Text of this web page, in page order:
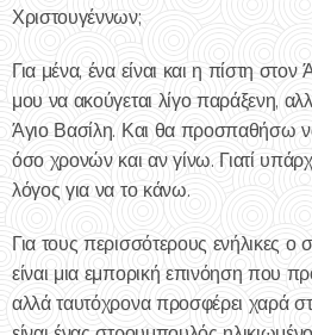
Χριστουγέννων;
Για μένα, ένα είναι και η πίστη
μου να ακούγεται λίγο παράξενη,
Άγιο Βασίλη. Και θα προσπαθήσω
όσο χρονών και αν γίνω. Γιατί
λόγος για να το κάνω.
Για τους περισσότερους ενήλικες
είναι μια εμπορική επινόηση που
αλλά ταυτόχρονα προσφέρει χαρά